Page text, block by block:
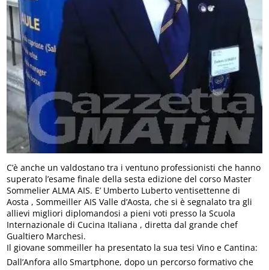
C’è anche un valdostano tra i ventuno professionisti che hanno
superato l’esame finale della sesta edizione del corso Master
Sommelier ALMA AIS. E’ Umberto Luberto ventisettenne di
Aosta , Sommeiller AIS Valle d’Aosta, che si è segnalato tra gli
allievi migliori diplomandosi a pieni voti presso la Scuola
Internazionale di Cucina Italiana , diretta dal grande chef
Gualtiero Marchesi.
Il giovane sommeiller ha presentato la sua tesi Vino e Cantina:
Dall’Anfora allo Smartphone, dopo un percorso formativo che